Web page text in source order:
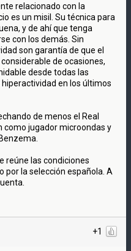
relacionado con la
es un misil. Su técnica para
y de ahí que tenga
con los demás. Sin
son garantía de que el
de ocasiones,
desde todas las
en los últimos
de menos el Real
como jugador microondas y
reúne las condiciones
por la selección española. A
+1